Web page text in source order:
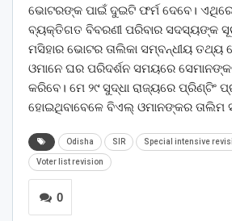
ଭୋଟରଙ୍କ ପାଇଁ ଦୁଇଟି ଫର୍ମ ଦେବେ।
ବ୍ୟକ୍ତିଗତ ବିବରଣୀ ପରିବାର ସଦସ୍ୟଙ୍କ
ମସିହାର ଭୋଟର ତାଲିକା ସମ୍ବନ୍ଧୀୟ ତଥ୍ୟ
ଓମାନେ ଘର ପରିଦର୍ଶନ ସମୟରେ
କରିବେ। ମେ ୨୯ ସୁଦ୍ଧା ରାଜ୍ୟରେ ପ୍ରିଣ୍ଟିଂ
ହୋଇଥିବାବେଳେ ବିଏଲ୍ ଓମାନଙ୍କର ତାଲିମ
Odisha SIR Special intensive
Voter list revision
0